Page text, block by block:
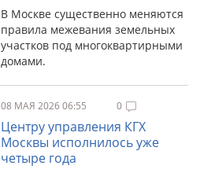
В Москве существенно меняются
правила межевания земельных
участков под многоквартирными
домами.
08 МАЯ 2026 06:55 0
Центру управления КГХ
Москвы исполнилось уже
четыре года